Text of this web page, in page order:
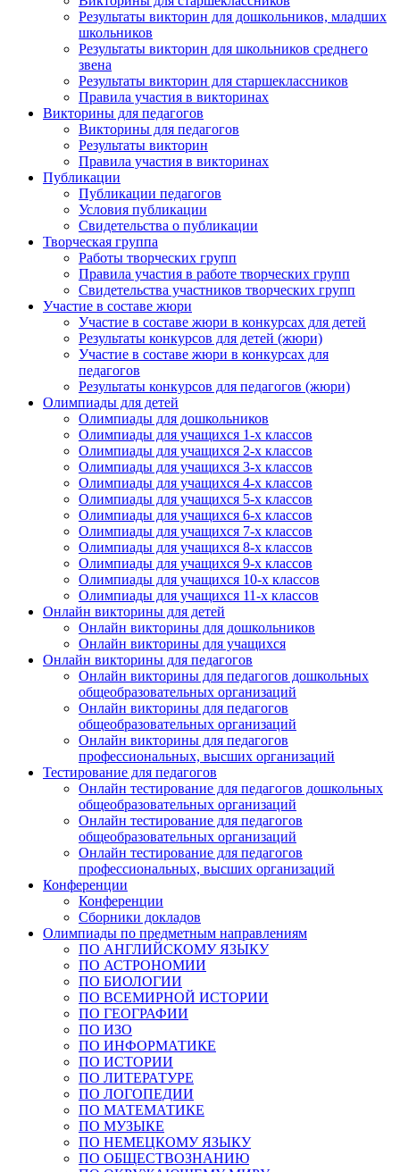
Результаты викторин для дошкольников, младших
школьников
Результаты викторин для школьников среднего
звена
Результаты викторин для старшеклассников
Правила участия в викторинах
Викторины для педагогов
Викторины для педагогов
Результаты викторин
Правила участия в викторинах
Публикации
Публикации педагогов
Условия публикации
Свидетельства о публикации
Творческая группа
Работы творческих групп
Правила участия в работе творческих групп
Свидетельства участников творческих групп
Участие в составе жюри
Участие в составе жюри в конкурсах для детей
Результаты конкурсов для детей (жюри)
Участие в составе жюри в конкурсах для
педагогов
Результаты конкурсов для педагогов (жюри)
Олимпиады для детей
Олимпиады для дошкольников
Олимпиады для учащихся 1-х классов
Олимпиады для учащихся 2-х классов
Олимпиады для учащихся 3-х классов
Олимпиады для учащихся 4-х классов
Олимпиады для учащихся 5-х классов
Олимпиады для учащихся 6-х классов
Олимпиады для учащихся 7-х классов
Олимпиады для учащихся 8-х классов
Олимпиады для учащихся 9-х классов
Олимпиады для учащихся 10-х классов
Олимпиады для учащихся 11-х классов
Онлайн викторины для детей
Онлайн викторины для дошкольников
Онлайн викторины для учащихся
Онлайн викторины для педагогов
Онлайн викторины для педагогов дошкольных
общеобразовательных организаций
Онлайн викторины для педагогов
общеобразовательных организаций
Онлайн викторины для педагогов
профессиональных, высших организаций
Тестирование для педагогов
Онлайн тестирование для педагогов дошкольных
общеобразовательных организаций
Онлайн тестирование для педагогов
общеобразовательных организаций
Онлайн тестирование для педагогов
профессиональных, высших организаций
Конференции
Конференции
Сборники докладов
Олимпиады по предметным направлениям
ПО АНГЛИЙСКОМУ ЯЗЫКУ
ПО АСТРОНОМИИ
ПО БИОЛОГИИ
ПО ВСЕМИРНОЙ ИСТОРИИ
ПО ГЕОГРАФИИ
ПО ИЗО
ПО ИНФОРМАТИКЕ
ПО ИСТОРИИ
ПО ЛИТЕРАТУРЕ
ПО ЛОГОПЕДИИ
ПО МАТЕМАТИКЕ
ПО МУЗЫКЕ
ПО НЕМЕЦКОМУ ЯЗЫКУ
ПО ОБЩЕСТВОЗНАНИЮ